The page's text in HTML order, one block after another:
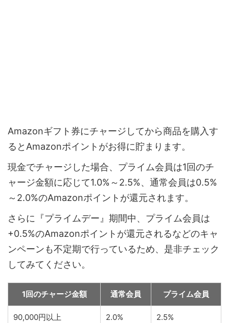
Amazonギフト券にチャージしてから商品を購入す
るとAmazonポイントがお得に貯まります。
現金でチャージした場合、プライム会員は1回のチ
ャージ金額に応じて1.0%～2.5%、通常会員は0.5%
～2.0%のAmazonポイントが還元されます。
さらに『プライムデー』期間中、プライム会員は
+0.5%のAmazonポイントが還元されるなどのキャ
ンペーンも不定期で行っているため、是非チェック
してみてください。
1回のチャージ金額 通常会員 プライム会員
90,000円以上 2.0% 2.5%